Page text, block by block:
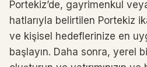
Portekiz’de, gayrimenkul
hatlarıyla belirtilen Portekiz
ve kişisel hedeflerinize en
başlayın. Daha sonra, yerel